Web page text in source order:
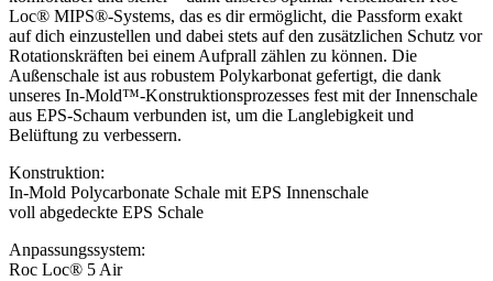
Loc® MIPS®-Systems, das es dir ermöglicht, die Passform exakt
auf dich einzustellen und dabei stets auf den zusätzlichen Schutz vor
Rotationskräften bei einem Aufprall zählen zu können. Die
Außenschale ist aus robustem Polykarbonat gefertigt, die dank
unseres In-Mold™-Konstruktionsprozesses fest mit der Innenschale
aus EPS-Schaum verbunden ist, um die Langlebigkeit und
Belüftung zu verbessern.
Konstruktion:
In-Mold Polycarbonate Schale mit EPS Innenschale
voll abgedeckte EPS Schale
Anpassungssystem:
Roc Loc® 5 Air